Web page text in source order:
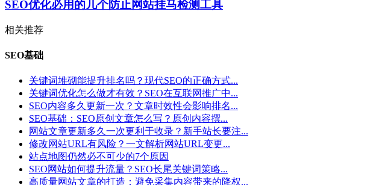
SEO优化必用的几个防止网站挂马检测工具
相关推荐
SEO基础
关键词堆砌能提升排名吗？现代SEO的正确方式...
关键词优化怎么做才有效？SEO在互联网推广中...
SEO内容多久更新一次？文章时效性会影响排名...
SEO基础：SEO原创文章怎么写？原创内容撰...
网站文章更新多久一次更利于收录？新手站长要注...
修改网站URL有风险？一文解析网站URL变更...
站点地图仍然必不可少的7个原因
SEO网站如何提升流量？SEO长尾关键词策略...
高质量网站文章的打造：避免采集内容带来的降权...